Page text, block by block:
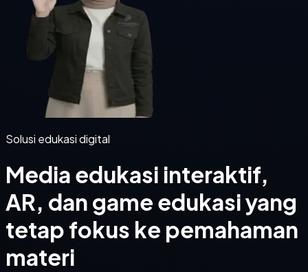
Solusi edukasi digital
Media edukasi interaktif,
AR, dan game edukasi yang
tetap fokus ke pemahaman
materi